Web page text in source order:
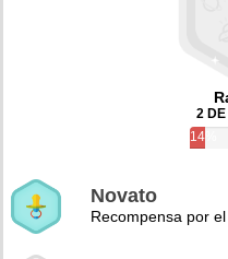
2
14%
Novato
Recompensa por